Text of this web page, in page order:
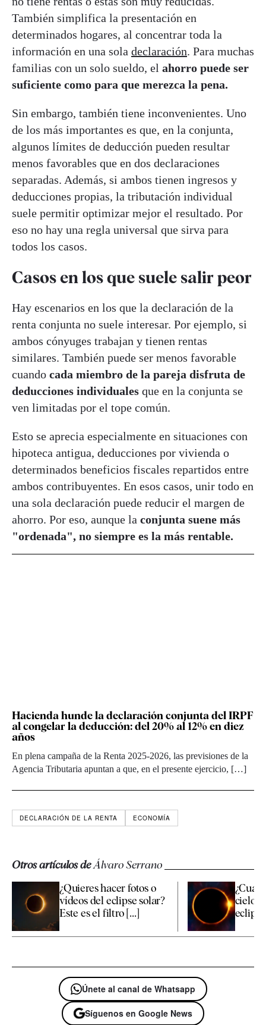
También simplifica la presentación en
determinados hogares, al concentrar toda la
información en una sola declaración. Para muchas
familias con un solo sueldo, el ahorro puede ser
suficiente como para que merezca la pena.
Sin embargo, también tiene inconvenientes. Uno
de los más importantes es que, en la conjunta,
algunos límites de deducción pueden resultar
menos favorables que en dos declaraciones
separadas. Además, si ambos tienen ingresos y
deducciones propias, la tributación individual
suele permitir optimizar mejor el resultado. Por
eso no hay una regla universal que sirva para
todos los casos.
Casos en los que suele salir peor
Hay escenarios en los que la declaración de la
renta conjunta no suele interesar. Por ejemplo, si
ambos cónyuges trabajan y tienen rentas
similares. También puede ser menos favorable
cuando cada miembro de la pareja disfruta de
deducciones individuales que en la conjunta se
ven limitadas por el tope común.
Esto se aprecia especialmente en situaciones con
hipoteca antigua, deducciones por vivienda o
determinados beneficios fiscales repartidos entre
ambos contribuyentes. En esos casos, unir todo en
una sola declaración puede reducir el margen de
ahorro. Por eso, aunque la conjunta suene más
"ordenada", no siempre es la más rentable.
Hacienda hunde la declaración conjunta del IRPF
al congelar la deducción: del 20% al 12% en diez
años
En plena campaña de la Renta 2025-2026, las previsiones de la
Agencia Tributaria apuntan a que, en el presente ejercicio, […]
DECLARACIÓN DE LA RENTA ECONOMÍA
Otros artículos deÁlvaro Serrano
¿Quieres hacer fotos o
vídeos del eclipse solar?
Este es el filtro [...]
cielo
Únete al canal de Whatsapp
Síguenos en Google News